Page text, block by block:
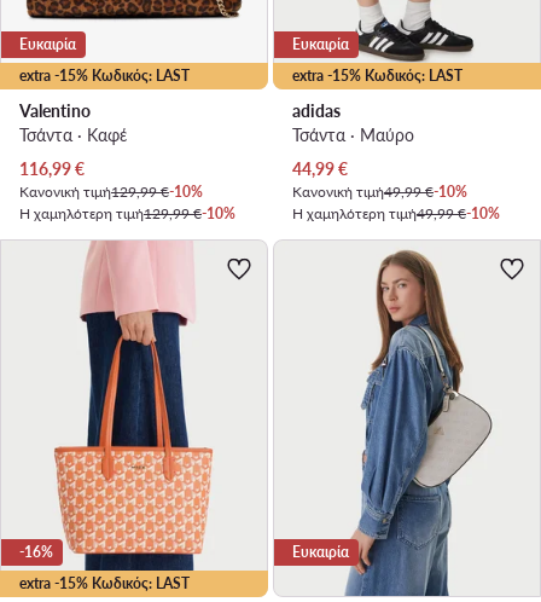
extra -15% Κωδικός: LAST
Ευκαιρία
Valentino
Τσάντα · Καφέ
Τρέχουσα τιμή
116,99€
Κανονική τιμή129,99 €-10%
Η χαμηλότερη τιμή129,99 €-10%
extra -15% Κωδικός: LAST
Ευκαιρία
adidas
Τσάντα · Μαύρο
Τρέχουσα τιμή
44,99€
Κανονική τιμή49,99 €-10%
Η χαμηλότερη τιμή49,99 €-10%
extra -15% Κωδικός: LAST
-16% Ευκαιρία